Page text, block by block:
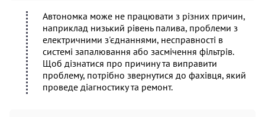
Автономка може не працювати з різних причин,
наприклад низький рівень палива, проблеми з
електричними з'єднаннями, несправності в
системі запалювання або засмічення фільтрів.
Щоб дізнатися про причину та виправити
проблему, потрібно звернутися до фахівця, який
проведе діагностику та ремонт.